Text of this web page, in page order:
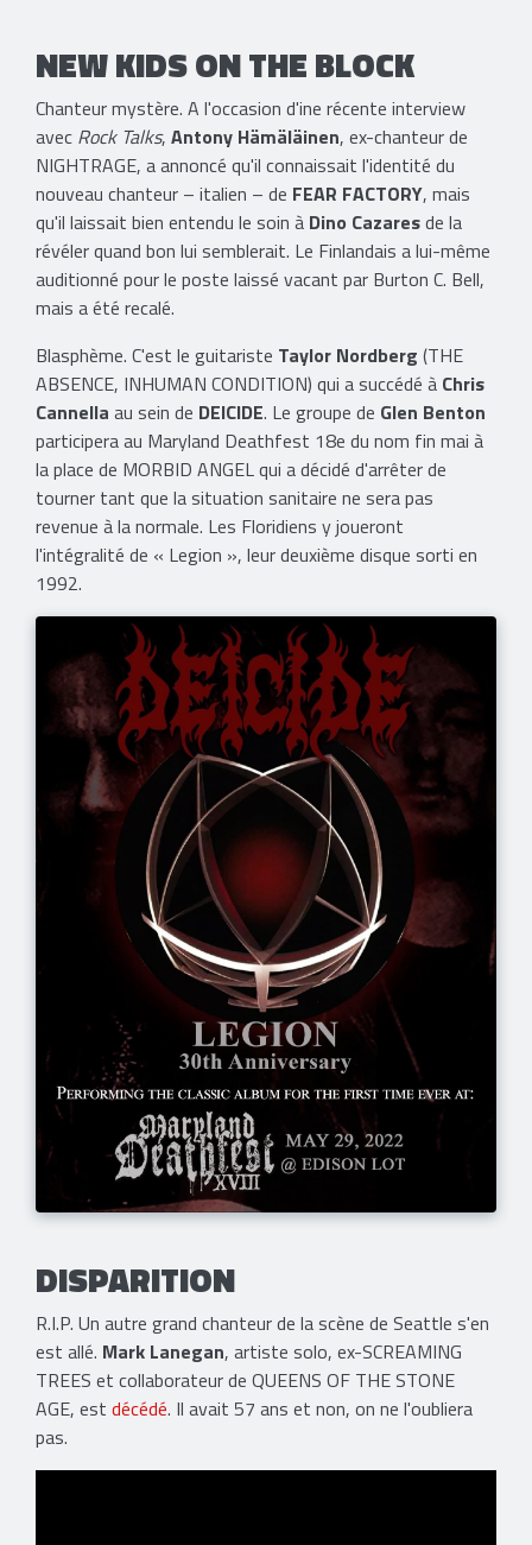
NEW KIDS ON THE BLOCK
Chanteur mystère. A l'occasion d'ine récente interview
avec Rock Talks, Antony Hämäläinen, ex-chanteur de
NIGHTRAGE, a annoncé qu'il connaissait l'identité du
nouveau chanteur – italien – de FEAR FACTORY, mais
qu'il laissait bien entendu le soin à Dino Cazaresde la
révéler quand bon lui semblerait. Le Finlandais a lui-même
auditionné pour le poste laissé vacant par Burton C. Bell,
mais a été recalé.
Blasphème. C'est le guitariste Taylor Nordberg (THE
ABSENCE, INHUMAN CONDITION) qui a succédé à Chris
Cannella au sein de DEICIDE. Le groupe de Glen Benton
participera au Maryland Deathfest 18e du nom fin mai à
la place de MORBID ANGEL qui a décidé d'arrêter de
tourner tant que la situation sanitaire ne sera pas
revenue à la normale. Les Floridiens y joueront
l'intégralité de « Legion », leur deuxième disque sorti en
1992.
​DISPARITION
R.I.P. Un autre grand chanteur de la scène de Seattle s'en
est allé. Mark Lanegan, artiste solo, ex-SCREAMING
TREES et collaborateur de QUEENS OF THE STONE
AGE, est décédé. Il avait 57 ans et non, on ne l'oubliera
pas.